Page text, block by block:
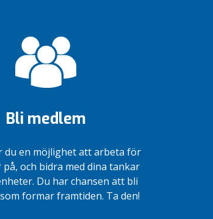
Bli medlem
du en möjlighet att arbeta för
och bidra med dina tankar
Du har chansen att bli
formar framtiden. Ta den!